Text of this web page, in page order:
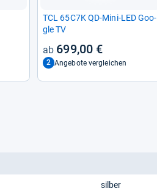
TCL 65C7K QD-​Mini-​LED Goo­
gle TV
699,00 €
2 Angebote vergleichen
silber